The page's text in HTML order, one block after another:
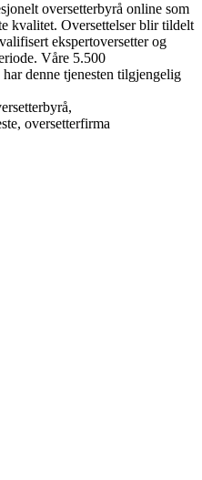
oversetterbyrå online som
kvalitet. Oversettelser blir tildelt
ekspertoversetter og
Våre 5.500
denne tjenesten tilgjengelig
oversetterfirma